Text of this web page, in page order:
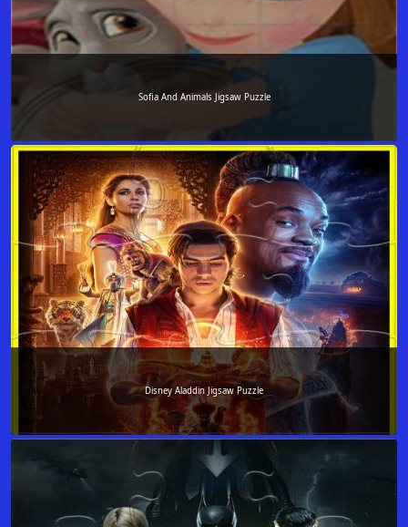
Sofia And Animals Jigsaw Puzzle
Disney Aladdin Jigsaw Puzzle